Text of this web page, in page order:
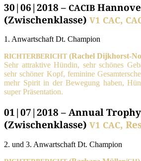
30|06|2018 – CACIB
(Zwischenklasse) V1 CAC,
1. Anwart­schaft Dt. Champion
RICHTERBERICHT (Rachel Dijk­horst-
Sehr attrak­ti­ve Hün­din, sehr schö­nes
sehr schö­ner Kopf, femi­ni­ne
mehr Spi­rit in der Bewe­gung haben,
super Präsentation.
01|07|2018 – Annual
(Zwischenklasse) V1 CAC,
2. und 3. Anwart­schaft Dt. Champion